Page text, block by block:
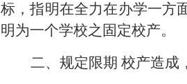
标，指明在全力在办学一方
明为一个学校之固定校产。
二、规定限期 校产造成